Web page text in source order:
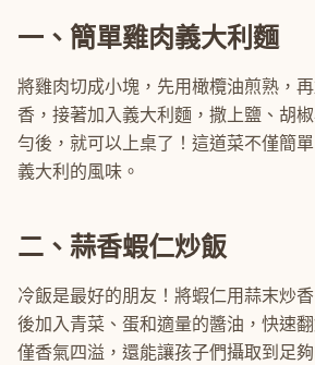
一、簡單雞肉義大利麵
將雞肉切成小塊，先用橄欖油煎熟，
香，接著加入義大利麵，撒上鹽、胡
勻後，就可以上桌了！這道菜不僅簡
義大利的風味。
二、蒜香蝦仁炒飯
冷飯是最好的朋友！將蝦仁用蒜末炒
後加入青菜、蛋和適量的醬油，快速
僅香氣四溢，還能讓孩子們攝取到足